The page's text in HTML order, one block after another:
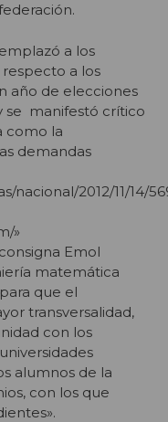
a los
a los
año de elecciones
se manifestó crítico
como la
demandas
nacional/2012/11/14/
»
Emol
matemática
que el
transversalidad,
con los
alumnos de la
con los que